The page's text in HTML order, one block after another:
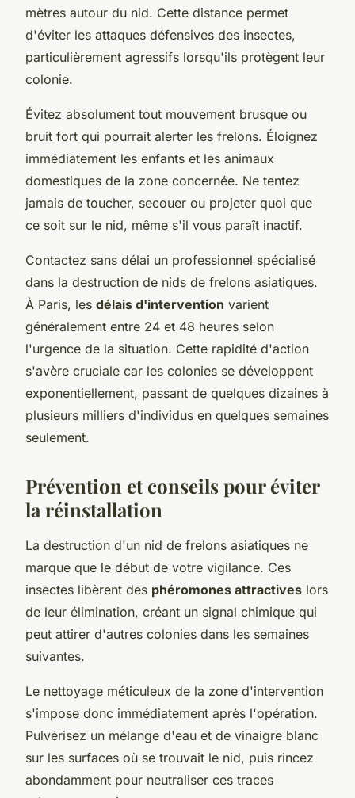
mètres autour du nid. Cette distance permet
d'éviter les attaques défensives des insectes,
particulièrement agressifs lorsqu'ils protègent leur
colonie.
Évitez absolument tout mouvement brusque ou
bruit fort qui pourrait alerter les frelons. Éloignez
immédiatement les enfants et les animaux
domestiques de la zone concernée. Ne tentez
jamais de toucher, secouer ou projeter quoi que
ce soit sur le nid, même s'il vous paraît inactif.
Contactez sans délai un professionnel spécialisé
dans la destruction de nids de frelons asiatiques.
À Paris, les délais d'intervention varient
généralement entre 24 et 48 heures selon
l'urgence de la situation. Cette rapidité d'action
s'avère cruciale car les colonies se développent
exponentiellement, passant de quelques dizaines à
plusieurs milliers d'individus en quelques semaines
seulement.
Prévention et conseils pour éviter
la réinstallation
La destruction d'un nid de frelons asiatiques ne
marque que le début de votre vigilance. Ces
insectes libèrent des phéromones attractives lors
de leur élimination, créant un signal chimique qui
peut attirer d'autres colonies dans les semaines
suivantes.
Le nettoyage méticuleux de la zone d'intervention
s'impose donc immédiatement après l'opération.
Pulvérisez un mélange d'eau et de vinaigre blanc
sur les surfaces où se trouvait le nid, puis rincez
abondamment pour neutraliser ces traces